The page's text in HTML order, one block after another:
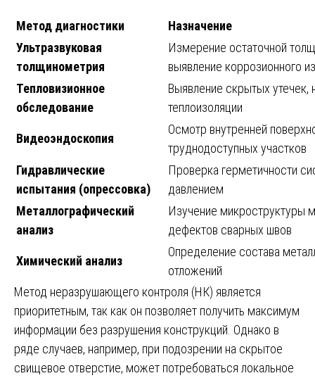
Метод диагностики
Назначение
Ультразвуковая
толщинометрия
Измерение остаточной
выявление коррозионного
Тепловизионное
обследование
Выявление скрытых утечек,
теплоизоляции
Видеоэндоскопия
Осмотр внутренней
труднодоступных участков
Гидравлические
испытания (опрессовка)
Проверка герметичности
давлением
Металлографический
анализ
Изучение микроструктуры
дефектов сварных швов
Химический анализ
Определение состава
отложений
Метод неразрушающего контроля (НК) является
приоритетным, так как он позволяет получить максимум
информации без разрушения конструкций. Однако в
ряде случаев, например, при подозрении на скрытое
свищевое отверстие, может потребоваться локальное